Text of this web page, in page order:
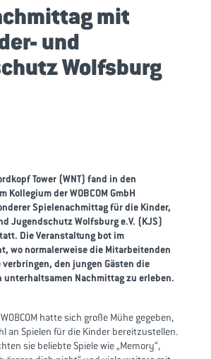
mit
und
Wolfsburg
Tower (WNT) fand in den
Kollegium der WOBCOM GmbH
Spielenachmittag für die Kinder,
Jugendschutz Wolfsburg e.V. (KJS)
Die Veranstaltung bot im
wo normalerweise die Mitarbeitenden
den jungen Gästen die
unterhaltsamen Nachmittag zu erleben.
hatte sich große Mühe gegeben,
an Spielen für die Kinder bereitzustellen.
sie beliebte Spiele wie „Memory“,